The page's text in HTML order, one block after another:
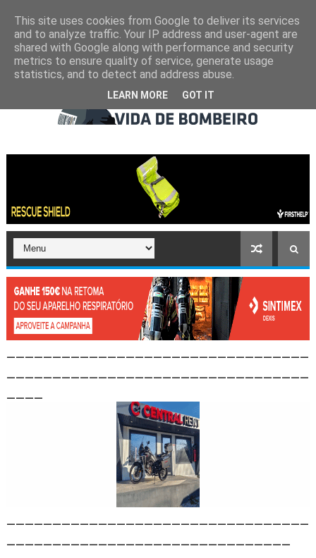
This site uses cookies from Google to deliver its services
and to analyze traffic. Your IP address and user-agent are
shared with Google along with performance and security
metrics to ensure quality of service, generate usage
statistics, and to detect and address abuse.
LEARN MORE GOT IT